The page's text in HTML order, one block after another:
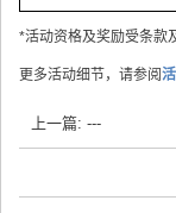
*活动资格及奖励受条款
更多活动细节，请参阅
上一篇: ---